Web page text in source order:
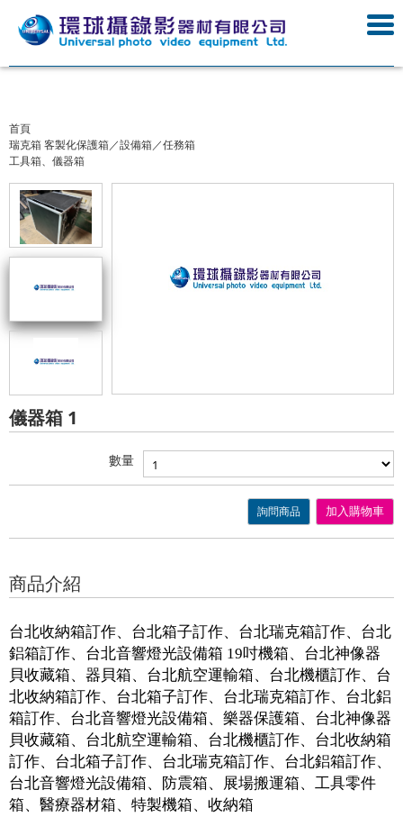
首頁
瑞克箱 客製化保護箱／設備箱／任務箱
工具箱、儀器箱
儀器箱 1
數量
詢問商品 加入購物車
商品介紹
台北收納箱訂作、台北箱子訂作、台北瑞克箱訂作、台北
鋁箱訂作、台北音響燈光設備箱 19吋機箱、台北神像器
貝收藏箱、器貝箱、台北航空運輸箱、台北機櫃訂作、台
北收納箱訂作、台北箱子訂作、台北瑞克箱訂作、台北鋁
箱訂作、台北音響燈光設備箱、樂器保護箱、台北神像器
貝收藏箱、台北航空運輸箱、台北機櫃訂作、台北收納箱
訂作、台北箱子訂作、台北瑞克箱訂作、台北鋁箱訂作、
台北音響燈光設備箱、防震箱、展場搬運箱、工具零件
箱、醫療器材箱、特製機箱、收納箱